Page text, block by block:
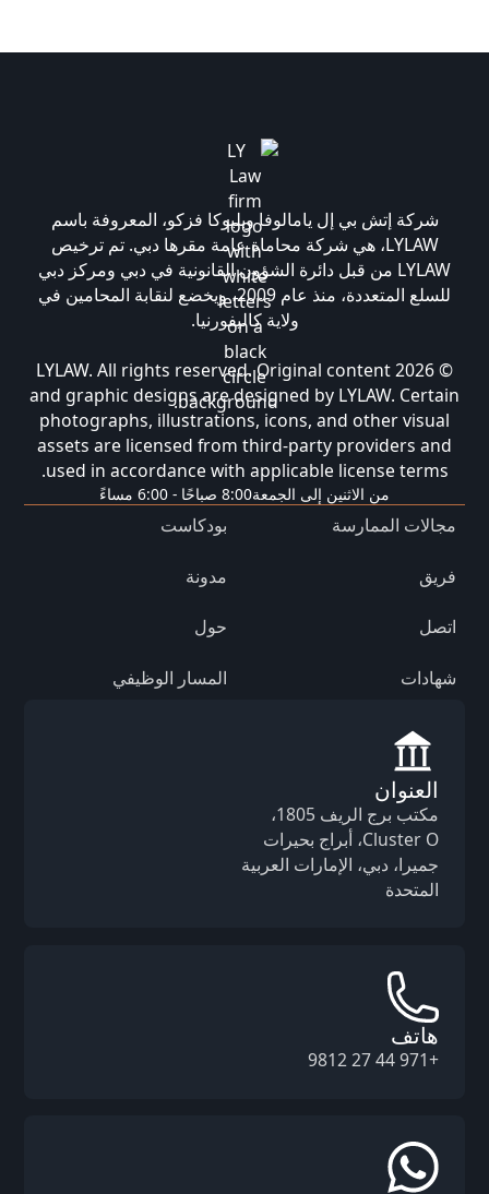
شركة إتش بي إل يامالوفا وبليوكا فزكو، المعروفة باسم
LYLAW، هي شركة محاماة عامة مقرها دبي. تم ترخيص
LYLAW من قبل دائرة الشؤون القانونية في دبي ومركز دبي
للسلع المتعددة، منذ عام 2009، ويخضع لنقابة المحامين في
ولاية كاليفورنيا.
© 2026 LYLAW. All rights reserved. Original content
and graphic designs are designed by LYLAW. Certain
photographs, illustrations, icons, and other visual
assets are licensed from third-party providers and
used in accordance with applicable license terms.
من الاثنين إلى الجمعة8:00 صباحًا - 6:00 مساءً
مجالات الممارسة بودكاست
فريق مدونة
اتصل حول
شهادات المسار الوظيفي
العنوان
مكتب برج الريف 1805،
Cluster O، أبراج بحيرات
جميرا، دبي، الإمارات العربية
المتحدة
هاتف
+971 44 27 9812